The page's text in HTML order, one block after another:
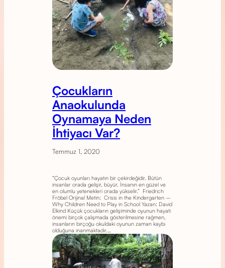
Çocukların
Anaokulunda
Oynamaya Neden
İhtiyacı Var?
Temmuz 1, 2020
“Çocuk oyunları hayatın bir çekirdeğidir. Bütün
insanlar orada gelişir, büyür. İnsanın en güzel ve
en olumlu yetenekleri orada yükselir.” Friedrich
Fröbel Orijinal Metin: Crisis in the Kindergarten –
Why Children Need to Play in School Yazan: David
Elkind Küçük çocukların gelişiminde oyunun hayati
önemi birçok çalışmada gösterilmesine rağmen,
insanların birçoğu okuldaki oyunun zaman kaybı
olduğuna inanmaktadır.…